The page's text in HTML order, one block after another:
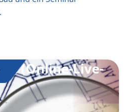
(Online-Live-